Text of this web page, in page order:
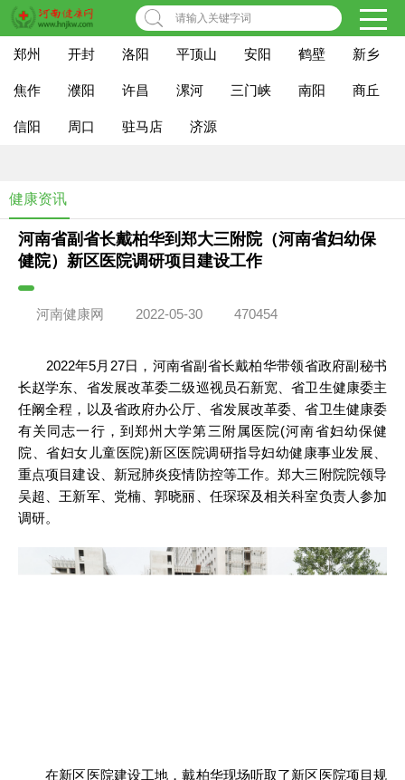
郑州 开封 洛阳 平顶山 安阳 鹤壁 新乡
焦作 濮阳 许昌 漯河 三门峡 南阳 商丘
信阳 周口 驻马店 济源
请输入关键字词
健康资讯
河南省副省长戴柏华到郑大三附院（河南省妇幼保
健院）新区医院调研项目建设工作
河南健康网 2022-05-30 470454
2022年5月27日，河南省副省长戴柏华带领省政府副秘书
长赵学东、省发展改革委二级巡视员石新宽、省卫生健康委主
任阚全程，以及省政府办公厅、省发展改革委、省卫生健康委
有关同志一行，到郑州大学第三附属医院(河南省妇幼保健
院、省妇女儿童医院)新区医院调研指导妇幼健康事业发展、
重点项目建设、新冠肺炎疫情防控等工作。郑大三附院院领导
吴超、王新军、党楠、郭晓丽、任琛琛及相关科室负责人参加
调研。
在新区医院建设工地，戴柏华现场听取了新区医院项目规